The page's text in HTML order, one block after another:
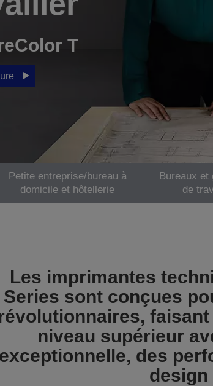
T
Petite entreprise/bureau à
domicile et hôtellerie
Bureaux et
de
Les imprimantes
Series sont conçues
niveau supérieur
exceptionnelle, des
design